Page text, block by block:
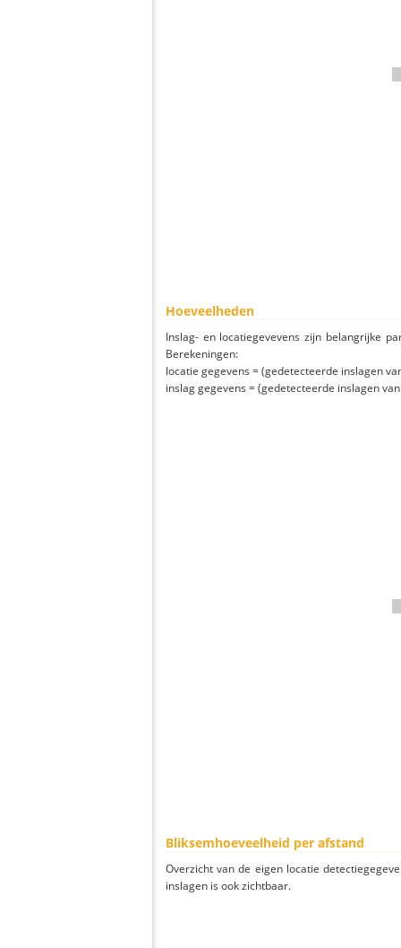
Hoeveelheden
Inslag- en locatiegevevens zijn belangrijke
Berekeningen:
locatie gegevens = (gedetecteerde inslagen
inslag gegevens = (gedetecteerde inslagen
Bliksemhoeveelheid per afstand
Overzicht van de eigen locatie
inslagen is ook zichtbaar.